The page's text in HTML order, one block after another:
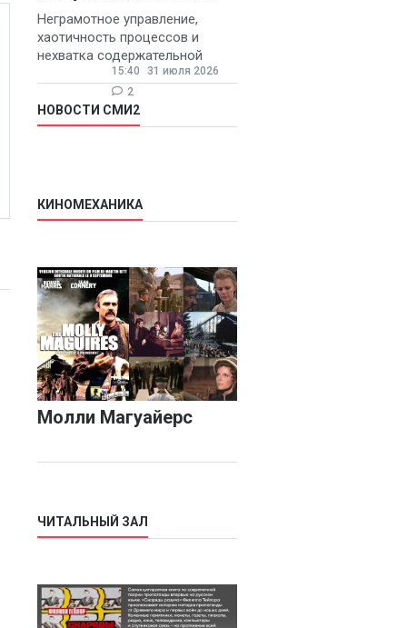
Неграмотное управление,
хаотичность процессов и
нехватка содержательной
обратной связи от
руководителя являются
основными причинами
конфликтов и раздражения в
15:40
31 июля 2026
2
НОВОСТИ СМИ2
КИНОМЕХАНИКА
Молли Магуайерс
ЧИТАЛЬНЫЙ ЗАЛ